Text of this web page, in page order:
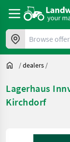
Browse offers
/dealers /
Lagerhaus
Kirchdorf